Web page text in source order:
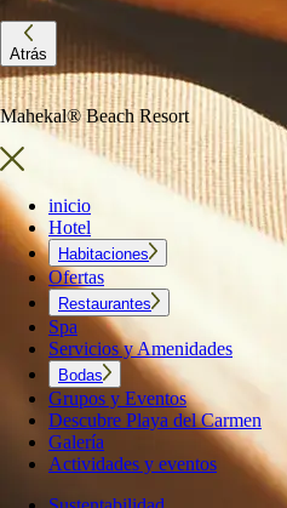
Atrás
Mahekal® Beach Resort
inicio
Hotel
Habitaciones
Ofertas
Restaurantes
Spa
Servicios y Amenidades
Bodas
Grupos y Eventos
Descubre Playa del Carmen
Galería
Actividades y eventos